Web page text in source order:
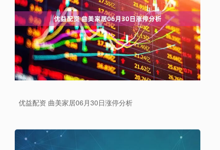
优益配资 曲美家居06月30日涨停分析